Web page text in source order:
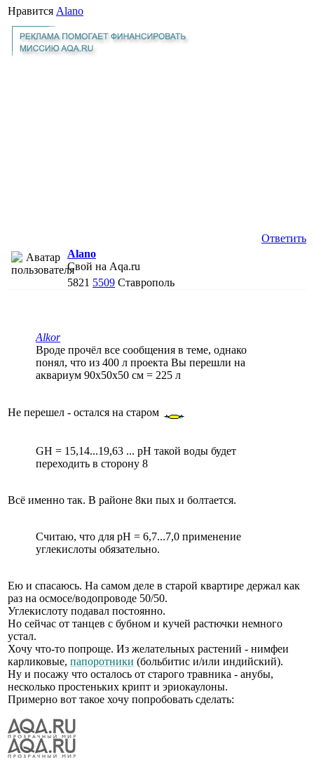
Нравится Alano
Ответить
Alano
Свой на Aqa.ru
5821 5509 Ставрополь
Alkor
Вроде прочёл все сообщения в теме, однако
понял, что из 400 л проекта Вы перешли на
аквариум 90х50х50 см = 225 л
Не перешел - остался на старом
GH = 15,14...19,63 ... рН такой воды будет
переходить в сторону 8
Всё именно так. В районе 8ки пых и болтается.
Считаю, что для рН = 6,7...7,0 применение
углекислоты обязательно.
Ею и спасаюсь. На самом деле в старой квартире держал как
раз на осмосе/водопроводе 50/50.
Углекислоту подавал постоянно.
Но сейчас от танцев с бубном и кучей растючки немного
устал.
Хочу что-то попроще. Из желательных растений - нимфеи
карликовые, папоротники (больбитис и/или индийский).
Ну и посажу что осталось от старого травника - анубы,
несколько простеньких крипт и эриокаулоны.
Примерно вот такое хочу попробовать сделать: